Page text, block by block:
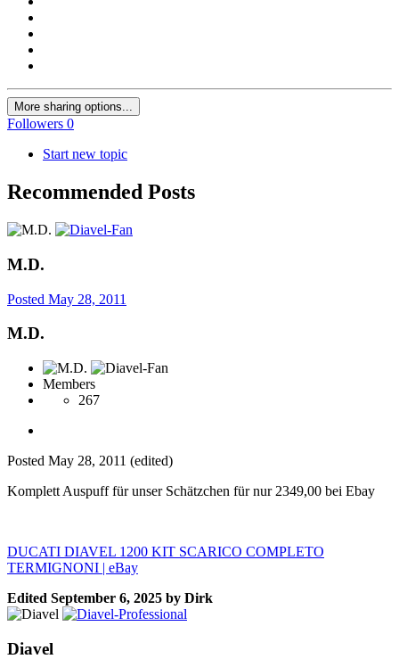
More sharing options...
Followers 0
Start new topic
Recommended Posts
M.D.
Posted May 28, 2011
M.D.
Members
267
Posted May 28, 2011 (edited)
Komplett Auspuff für unser Schätzchen für nur 2349,00 bei Ebay
DUCATI DIAVEL 1200 KIT SCARICO COMPLETO
TERMIGNONI | eBay
Edited September 6, 2025 by Dirk
Diavel